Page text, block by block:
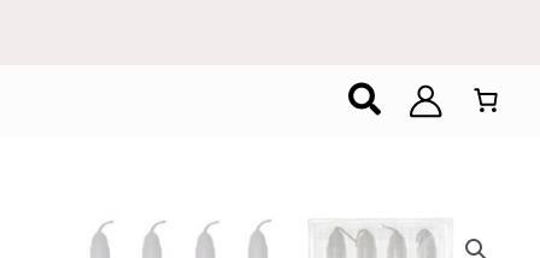
Zoeken